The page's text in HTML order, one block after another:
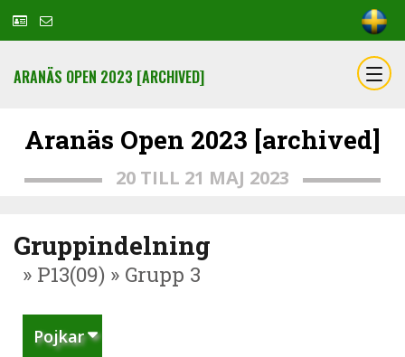
ARANÄS OPEN 2023 [ARCHIVED]
Aranäs Open 2023 [archived]
20 TILL 21 MAJ 2023
Gruppindelning
» P13(09) » Grupp 3
Pojkar